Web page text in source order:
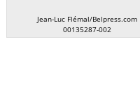
Jean-Luc Flémal/Belpress.com
00135287-002